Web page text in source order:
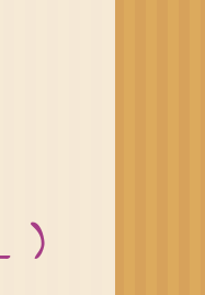
)